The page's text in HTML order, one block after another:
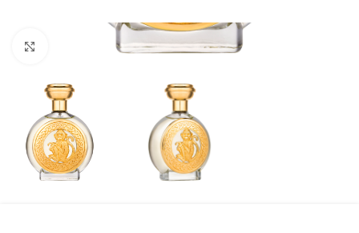
Κάντε κλικ για μεγέθυνση